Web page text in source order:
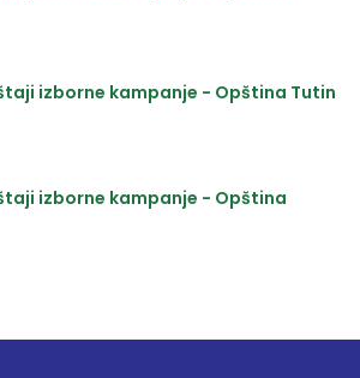
izborne kampanje - Opština Tutin
izborne kampanje - Opština